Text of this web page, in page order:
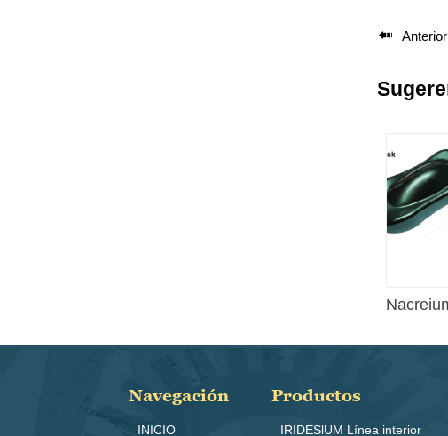

Navegación
INICIO
Productos
IRIDESlUM Línea interior